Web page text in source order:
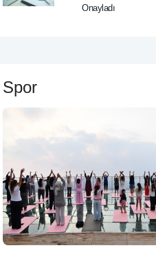
Onayladı
Spor